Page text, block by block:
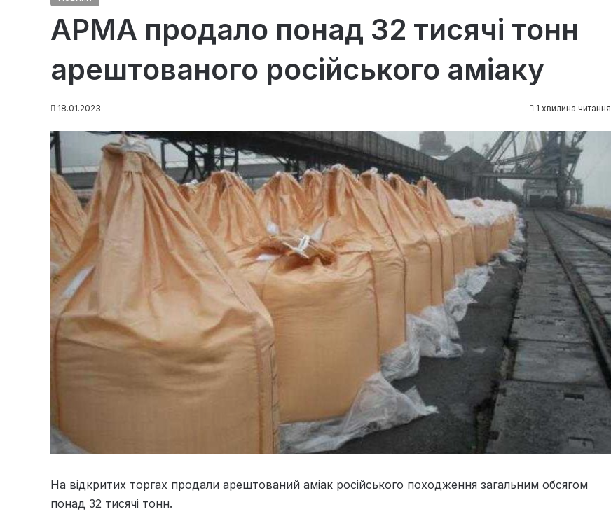
АРМА продало понад 32 тисячі тонн
арештованого російського аміаку
18.01.2023 1 хвилина читання
На відкритих торгах продали арештований аміак російського походження загальним обсягом
понад 32 тисячі тонн.